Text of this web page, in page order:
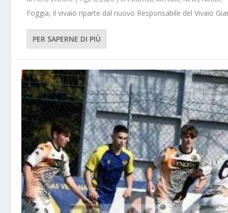
Foggia, il vivaio riparte dal nuovo Responsabile del Vivaio
PER SAPERNE DI PIÙ